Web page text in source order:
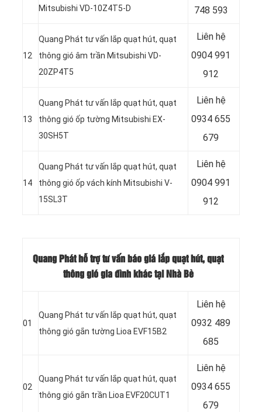
Mitsubishi VD-10Z4T5-D
748 593
12
Quang Phát tư vấn lắp quạt hút, quạt
thông gió âm trần Mitsubishi VD-
20ZP4T5
Liên hệ
0904 991
912
13
Quang Phát tư vấn lắp quạt hút, quạt
thông gió ốp tường Mitsubishi EX-
30SH5T
Liên hệ
0934 655
679
14
Quang Phát tư vấn lắp quạt hút, quạt
thông gió ốp vách kính Mitsubishi V-
15SL3T
Liên hệ
0904 991
912
Quang Phát hỗ trợ tư vấn báo giá lắp quạt hút, quạt
thông gió gia đình khác tại Nhà Bè
01
Quang Phát tư vấn lắp quạt hút, quạt
thông gió gắn tường Lioa EVF15B2
Liên hệ
0932 489
685
02
Quang Phát tư vấn lắp quạt hút, quạt
thông gió gắn trần Lioa EVF20CUT1
Liên hệ
0934 655
679